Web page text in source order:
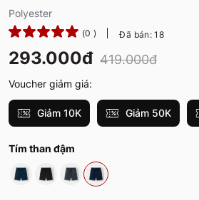
Polyester
(0 ) Đã bán: 18
293.000đ 419.000đ
Voucher giảm giá:
Giảm 10K Giảm 50K
Tím than đậm